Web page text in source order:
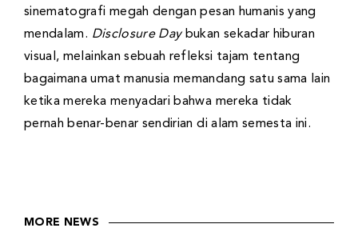
sinematografi megah dengan pesan humanis yang
mendalam. Disclosure Daybukan sekadar hiburan
visual, melainkan sebuah refleksi tajam tentang
bagaimana umat manusia memandang satu sama lain
ketika mereka menyadari bahwa mereka tidak
pernah benar-benar sendirian di alam semesta ini.
MORE NEWS